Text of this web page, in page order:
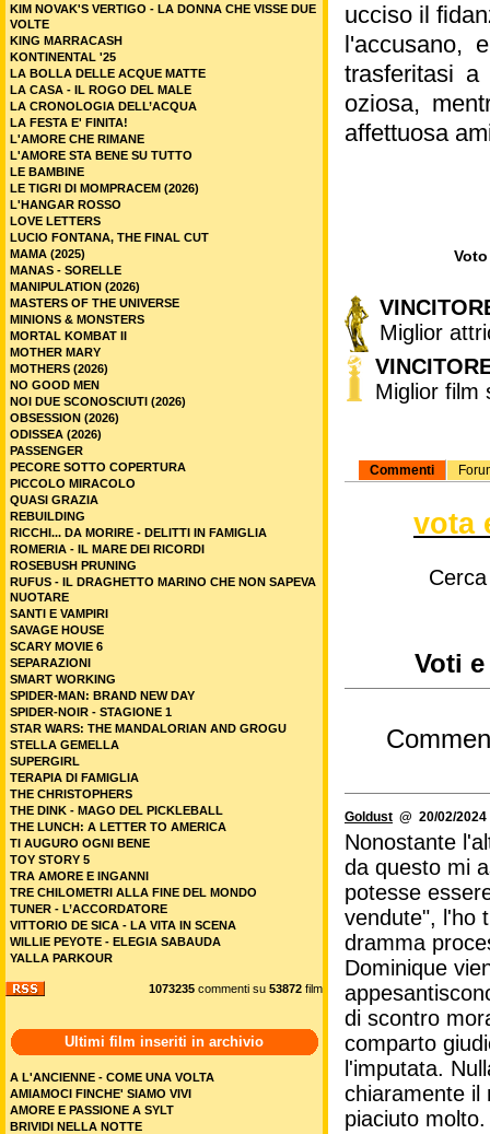
ucciso il
l'accusano,
trasferitasi
oziosa,
affettuosa
Miglior
Miglior film
Commenti
vota
Voti
Goldust @ 20/02/
Nonostante
da questo mi
potesse
vendute", l'ho
dramma
Dominique
di scontro
comparto
l'imputata.
chiaramente il
piaciuto molto.
KIM NOVAK'S VERTIGO - LA DONNA CHE VISSE DUE
VOLTE
KING MARRACASH
KONTINENTAL '25
LA BOLLA DELLE ACQUE MATTE
LA CASA - IL ROGO DEL MALE
LA CRONOLOGIA DELL’ACQUA
LA FESTA E' FINITA!
L'AMORE CHE RIMANE
L'AMORE STA BENE SU TUTTO
LE BAMBINE
LE TIGRI DI MOMPRACEM (2026)
L'HANGAR ROSSO
LOVE LETTERS
LUCIO FONTANA, THE FINAL CUT
MAMA (2025)
MANAS - SORELLE
MANIPULATION (2026)
MASTERS OF THE UNIVERSE
MINIONS & MONSTERS
MORTAL KOMBAT II
MOTHER MARY
MOTHERS (2026)
NO GOOD MEN
NOI DUE SCONOSCIUTI (2026)
OBSESSION (2026)
ODISSEA (2026)
PASSENGER
PECORE SOTTO COPERTURA
PICCOLO MIRACOLO
QUASI GRAZIA
REBUILDING
RICCHI... DA MORIRE - DELITTI IN FAMIGLIA
ROMERIA - IL MARE DEI RICORDI
ROSEBUSH PRUNING
RUFUS - IL DRAGHETTO MARINO CHE NON SAPEVA
NUOTARE
SANTI E VAMPIRI
SAVAGE HOUSE
SCARY MOVIE 6
SEPARAZIONI
SMART WORKING
SPIDER-MAN: BRAND NEW DAY
SPIDER-NOIR - STAGIONE 1
STAR WARS: THE MANDALORIAN AND GROGU
STELLA GEMELLA
SUPERGIRL
TERAPIA DI FAMIGLIA
THE CHRISTOPHERS
THE DINK - MAGO DEL PICKLEBALL
THE LUNCH: A LETTER TO AMERICA
TI AUGURO OGNI BENE
TOY STORY 5
TRA AMORE E INGANNI
TRE CHILOMETRI ALLA FINE DEL MONDO
TUNER - L’ACCORDATORE
VITTORIO DE SICA - LA VITA IN SCENA
WILLIE PEYOTE - ELEGIA SABAUDA
YALLA PARKOUR
1073235 commenti su 53872 film
Ultimi film inseriti in archivio
A L'ANCIENNE - COME UNA VOLTA
AMIAMOCI FINCHE' SIAMO VIVI
AMORE E PASSIONE A SYLT
BRIVIDI NELLA NOTTE